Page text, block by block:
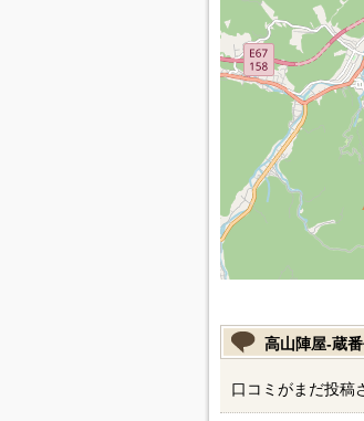
高山陣屋-蔵
口コミがまだ投稿